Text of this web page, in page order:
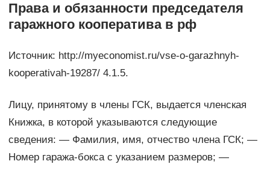
Права и обязанности председателя
гаражного кооператива в рф
Источник: http://myeconomist.ru/vse-o-garazhnyh-
kooperativah-19287/ 4.1.5.
Лицу, принятому в члены ГСК, выдается членская
Книжка, в которой указываются следующие
сведения: — Фамилия, имя, отчество члена ГСК; —
Номер гаража-бокса с указанием размеров; —